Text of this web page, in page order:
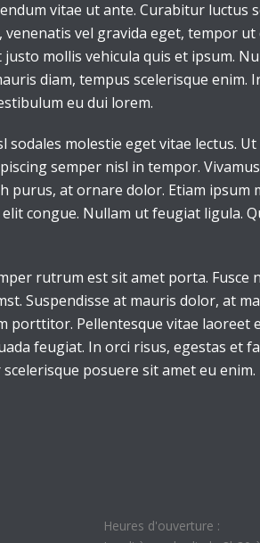
vitae ut ante. Curabitur luctus
vel gravida eget, tempor
mollis vehicula quis et ipsum.
diam, tempus scelerisque
eu dui lorem.
sodales molestie eget vitae lectus.
semper nisl in tempor.
purus, at ornare dolor. Etiam ipsum
congue. Nullam ut feugiat ligula.
rutrum est sit amet porta. Fusce
Suspendisse at mauris dolor, at
Pellentesque vitae laoreet
feugiat. In orci risus, egestas et
posuere sit amet eu enim.
Heures d'ouverture :